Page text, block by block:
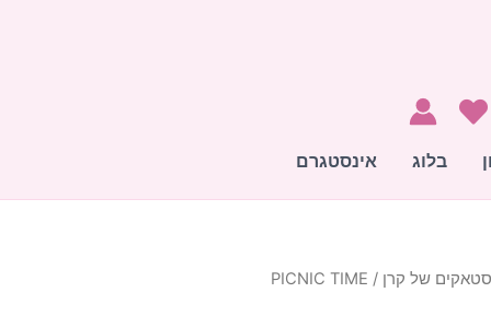
בלוג אינסטגרם
סטאקים של קרן / PICNIC TIME